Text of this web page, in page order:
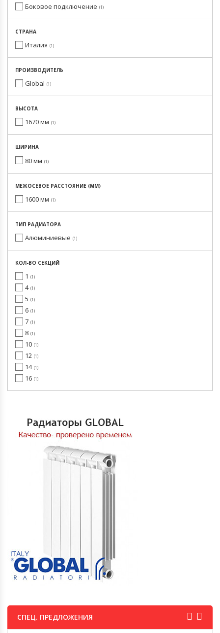
Боковое подключение 1
СТРАНА
Италия 1
ПРОИЗВОДИТЕЛЬ
Global 1
ВЫСОТА
1670 мм 1
ШИРИНА
80 мм 1
МЕЖОСЕВОЕ РАССТОЯНИЕ (ММ)
1600 мм 1
ТИП РАДИАТОРА
Алюминиевые 1
КОЛ-ВО СЕКЦИЙ
1 1
4 1
5 1
6 1
7 1
8 1
10 1
12 1
14 1
16 1
СПЕЦ. ПРЕДЛОЖЕНИЯ